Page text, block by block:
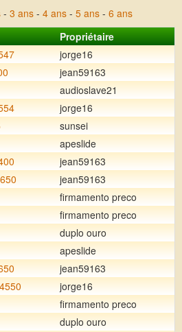
- 3 ans - 4 ans - 5 ans - 6 ans
Propriétaire
jorge16
jean59163
audioslave21
jorge16
sunsei
apeslide
jean59163
jean59163
firmamento preco
firmamento preco
duplo ouro
apeslide
jean59163
jorge16
firmamento preco
duplo ouro